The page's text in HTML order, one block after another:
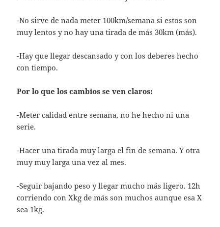
-No sirve de nada meter 100km/semana si estos son
muy lentos y no hay una tirada de más 30km (más).
-Hay que llegar descansado y con los deberes hecho
con tiempo.
Por lo que los cambios se ven claros:
-Meter calidad entre semana, no he hecho ni una
serie.
-Hacer una tirada muy larga el fin de semana. Y otra
muy muy larga una vez al mes.
-Seguir bajando peso y llegar mucho más ligero. 12h
corriendo con Xkg de más son muchos aunque esa X
sea 1kg.